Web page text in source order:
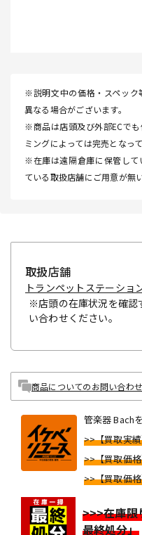
※説明文中の価格・スペック
異なる場合がございます。
※商品は店頭及び外部ECで
ミングによっては完売となっ
※在庫は遠隔倉庫に保管して
ている取扱店舗にご用意が無
取扱店舗
トランペットステーショ
※店頭の在庫状況を確認
い合わせください。
商品についてのお問い合わせ
管楽器 Bach
>>【買取実
>>【買取価
>>【買取価
>>>在庫限
最終処分」